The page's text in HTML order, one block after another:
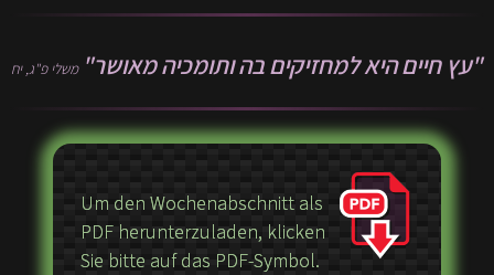
"עץ חיים היא למחזיקים בה ותומכיה מאושר" משלי פ"ג, יח
Um den Wochenabschnitt als
PDF herunterzuladen, klicken
Sie bitte auf das PDF-Symbol.